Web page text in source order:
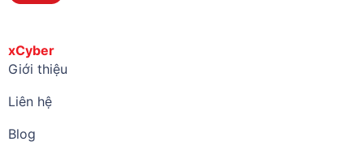
xCyber
Giới thiệu
Liên hệ
Blog